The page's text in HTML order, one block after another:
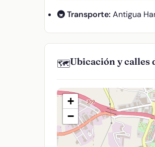
🚇 Transporte: Antigua
🗺️Ubicación y calles
+
−